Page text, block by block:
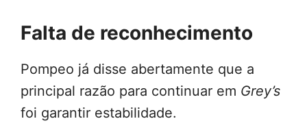
Falta de reconhecimento
Pompeo já disse abertamente que a
principal razão para continuar em Grey’s
foi garantir estabilidade.